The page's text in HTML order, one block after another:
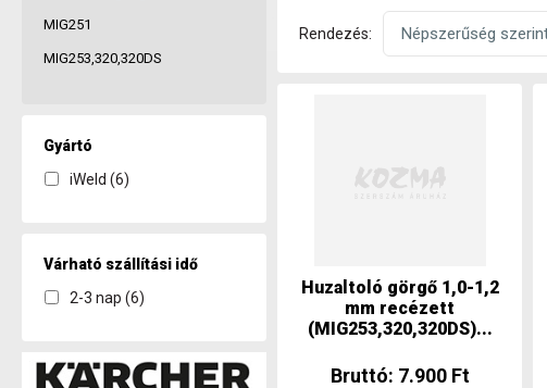
MIG251
MIG253,320,320DS
Gyártó
iWeld (6)
Várható szállítási idő
2-3 nap (6)
Rendezés:
Huzaltoló görgő 1,0-1,2
mm recézett
(MIG253,320,320DS)...
Bruttó: 7.900 Ft